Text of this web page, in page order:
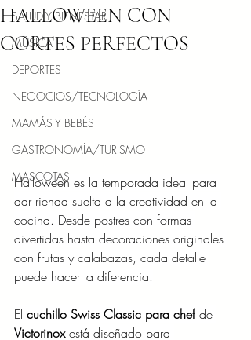
SALUD Y BIENESTAR
MÚSICA
DEPORTES
NEGOCIOS/TECNOLOGÍA
MAMÁS Y BEBÉS
GASTRONOMÍA/TURISMO
MASCOTAS
HALLOWEEN CON
CORTES PERFECTOS
Halloween es la temporada ideal para
dar rienda suelta a la creatividad en la
cocina. Desde postres con formas
divertidas hasta decoraciones originales
con frutas y calabazas, cada detalle
puede hacer la diferencia.
El cuchillo Swiss Classic para chef de
Victorinox está diseñado para